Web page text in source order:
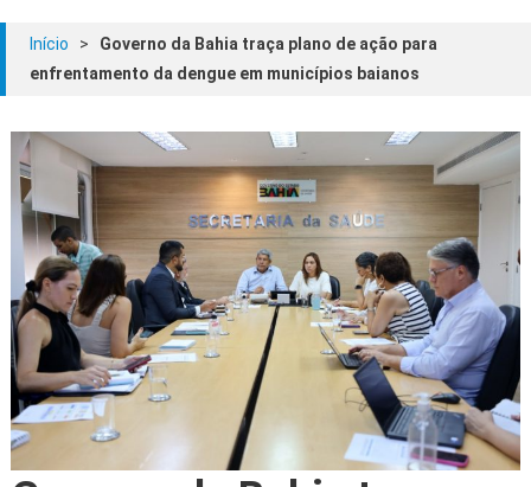
Início >
Governo da Bahia traça plano de ação para
enfrentamento da dengue em municípios baianos